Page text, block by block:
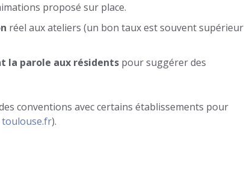
proposé sur place.
réel aux ateliers (un bon taux est souvent supérieur
la parole aux résidents pour suggérer des
conventions avec certains établissements pour
toulouse.fr).